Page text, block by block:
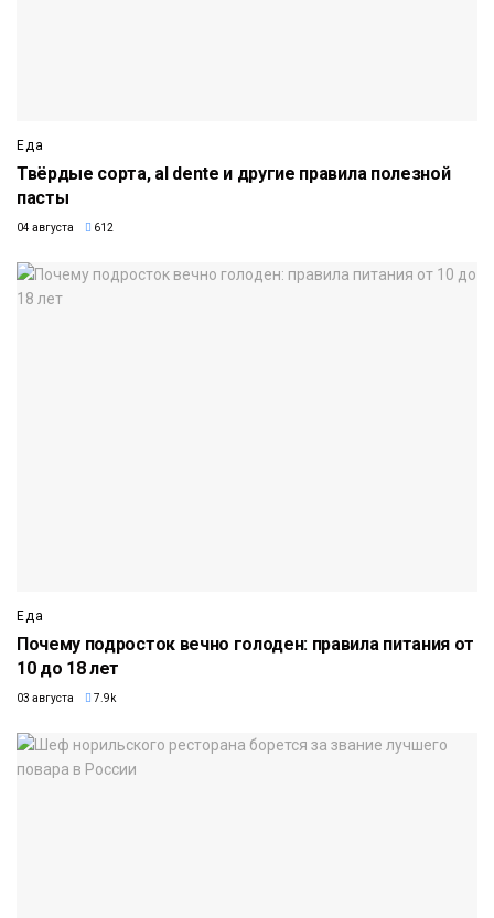
Еда
Твёрдые сорта, al dente и другие правила полезной
пасты
04 августа 612
Еда
Почему подросток вечно голоден: правила питания от
10 до 18 лет
03 августа 7.9k